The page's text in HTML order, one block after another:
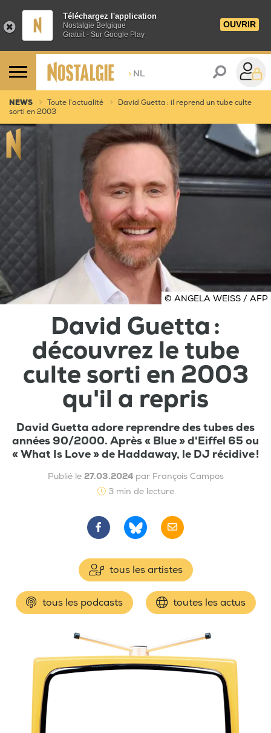
Téléchargez l'application
Nostalgie Belgique
Gratuit - Sur Google Play
OUVRIR
> NL
NEWS Toute l'actualité
David Guetta : il reprend un tube culte
sorti en 2003
© ANGELA WEISS / AFP
David Guetta :
découvrez le tube
culte sorti en 2003
qu'il a repris
David Guetta adore reprendre des tubes des
années 90/2000. Après « Blue » d'Eiffel 65 ou
« What Is Love » de Haddaway, le DJ récidive !
Publié le 27.03.2024 par François Campos
3 min de lecture
tous les artistes
tous les podcasts toutes les actus